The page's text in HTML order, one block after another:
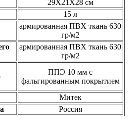
29Х21Х28 см
15 л
армированная ПВХ ткань 630
гр/м2
армированная ПВХ ткань 630
гр/м2
ППЭ 10 мм с
фальгированным покрытием
Митек
Россия